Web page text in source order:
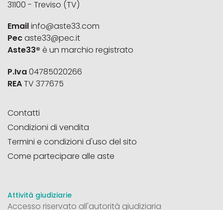
31100 - Treviso (TV)
Emailinfo@aste33.com
Pecaste33@pec.it
Aste33® è un marchio registrato
P.Iva04785020266
REATV 377675
Contatti
Condizioni di vendita
Termini e condizioni d'uso del sito
Come partecipare alle aste
Attività giudiziarie
Accesso riservato all'autorità giudiziaria